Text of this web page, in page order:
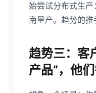
始尝试分布式生
南量产。趋势的推
趋势三：客
产品”，他